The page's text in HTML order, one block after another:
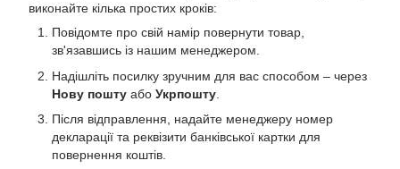
виконайте кілька простих кроків:
Повідомте про свій намір повернути товар,
зв'язавшись із нашим менеджером.
Надішліть посилку зручним для вас способом – через
Нову пошту або Укрпошту
Після відправлення, надайте менеджеру номер
декларації та реквізити банківської картки для
повернення коштів.